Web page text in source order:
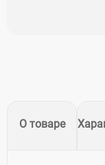
О товаре